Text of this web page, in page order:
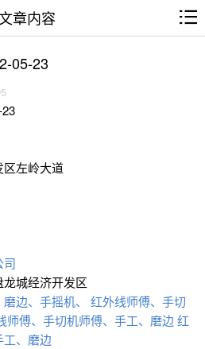
章内容
05-23
左岭大道
司
城经济开发区
边、手摇机、
红外线师傅、手切
师傅、手切机师傅、手工、磨边 红
、磨边